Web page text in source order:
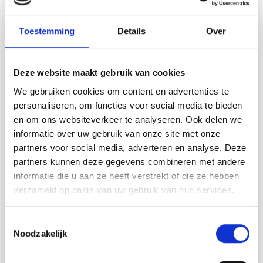
Toestemming Details Over
Deze website maakt gebruik van cookies
We gebruiken cookies om content en advertenties te
personaliseren, om functies voor social media te bieden
en om ons websiteverkeer te analyseren. Ook delen we
informatie over uw gebruik van onze site met onze
partners voor social media, adverteren en analyse. Deze
partners kunnen deze gegevens combineren met andere
informatie die u aan ze heeft verstrekt of die ze hebben
verzameld op basis van uw gebruik van hun services.
Noodzakelijk
Ce texte a été traduit par notre service de traduction
automatique. Une traduction de cette page par un
Conception DROPS : Modèle ai-282
Groupe de fils C ou A + A
-------------------------------------------------- -----
TAILLE:
S - M - L - XL - XXL - XXXL
MATÉRIAUX:
DROPS AIR de Garnstudio (appartient au groupe de fils C)
200-200-200-250-250-300 g coloris 10, brume